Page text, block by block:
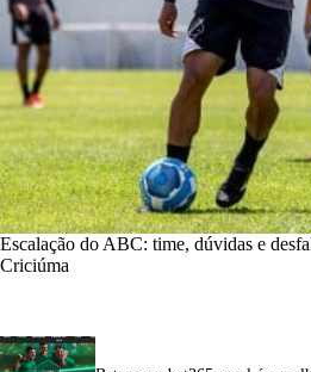
Escalação do ABC: time, dúvidas e
Criciúma